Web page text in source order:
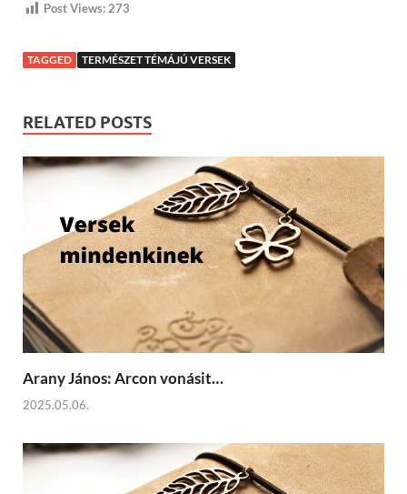
Post Views: 273
TAGGED TERMÉSZET TÉMÁJÚ VERSEK
RELATED POSTS
Arany János: Arcon vonásit…
2025.05.06.